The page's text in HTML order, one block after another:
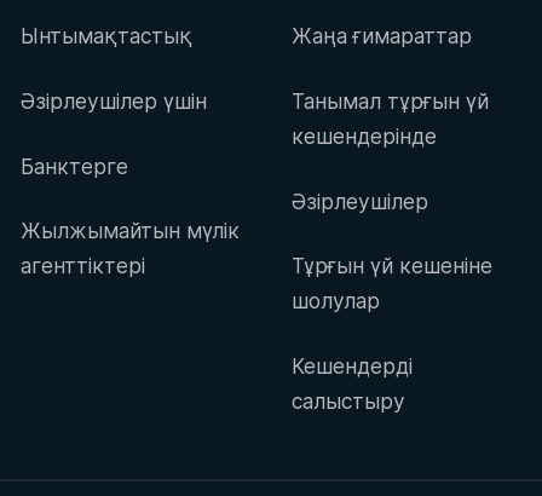
Ынтымақтастық
Әзірлеушілер үшін
Банктерге
Жылжымайтын мүлік
агенттіктері
Жаңа ғимараттар
Танымал тұрғын үй
кешендерінде
Әзірлеушілер
Тұрғын үй кешеніне
шолулар
Кешендерді
салыстыру